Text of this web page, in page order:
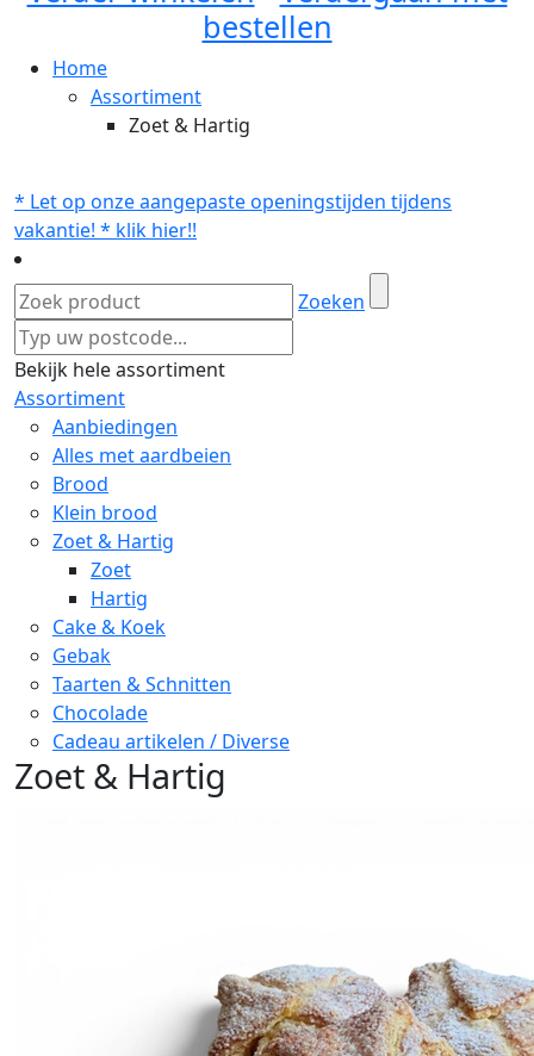
bestellen
Home
Assortiment
Zoet & Hartig
* Let op onze aangepaste openingstijden tijdens
vakantie! * klik hier!!
Zoeken
Bekijk hele assortiment
Assortiment
Aanbiedingen
Alles met aardbeien
Brood
Klein brood
Zoet & Hartig
Zoet
Hartig
Cake & Koek
Gebak
Taarten & Schnitten
Chocolade
Cadeau artikelen / Diverse
Zoet & Hartig